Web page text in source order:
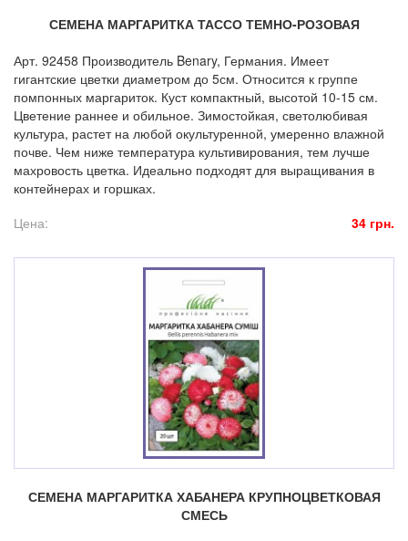
СЕМЕНА МАРГАРИТКА ТАССО ТЕМНО-РОЗОВАЯ
Арт. 92458 Производитель Benary, Германия. Имеет
гигантские цветки диаметром до 5см. Относится к группе
помпонных маргариток. Куст компактный, высотой 10-15 см.
Цветение раннее и обильное. Зимостойкая, светолюбивая
культура, растет на любой окультуренной, умеренно влажной
почве. Чем ниже температура культивирования, тем лучше
махровость цветка. Идеально подходят для выращивания в
контейнерах и горшках.
Цена:
34 грн.
СЕМЕНА МАРГАРИТКА ХАБАНЕРА КРУПНОЦВЕТКОВАЯ
СМЕСЬ